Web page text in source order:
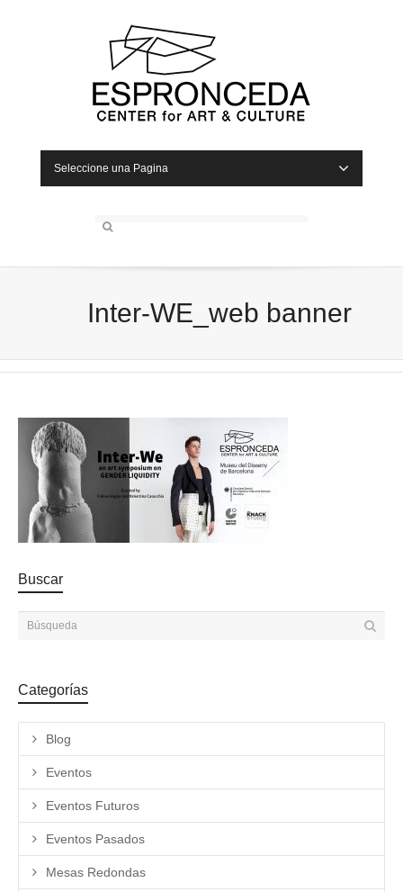
Seleccione una Pagina
Inter-WE_web banner
Buscar
Categorías
Blog
Eventos
Eventos Futuros
Eventos Pasados
Mesas Redondas